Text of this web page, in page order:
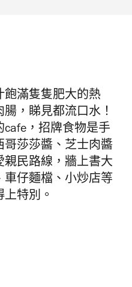
飽滿隻隻肥大的熱
腸，睇見都流口水！
cafe，招牌食物是手
哥莎莎醬、芝士肉醬
親民路線，牆上書大
車仔麵檔、小炒店等
特別。